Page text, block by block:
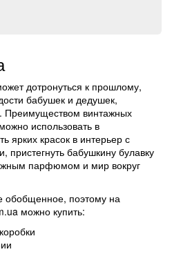
дотронуться к прошлому,
бабушек и дедушек,
Преимуществом винтажных
использовать в
ярких красок в интерьер с
бабушкину булавку
парфюмом и мир вокруг
обобщенное, поэтому на
можно купить: